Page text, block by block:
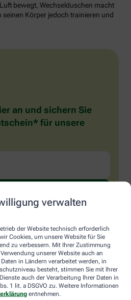
verwalten
der Website technisch erforderlich
Cookies, um unsere Website für Sie
zu verbessern. Mit Ihrer Zustimmung
unserer Website auch an
in Ländern verarbeitet werden, in
besteht, stimmen Sie mit Ihrer
auch der Verarbeitung Ihrer Daten in
1 lit. a DSGVO zu. Weitere Informationen
entnehmen.
bewegt, Wechselduschen macht
seinen Körper jedoch trainieren und
an und sichern Sie
für unsere
meiner Apotheke versandten News-
der Alliance Healthcare Deutschland
wird. Hiermit willige ich ein, dass AHD
Versand des News-Service
den Versand und die Analyse des
Emarsys ein. Die Einwilligung